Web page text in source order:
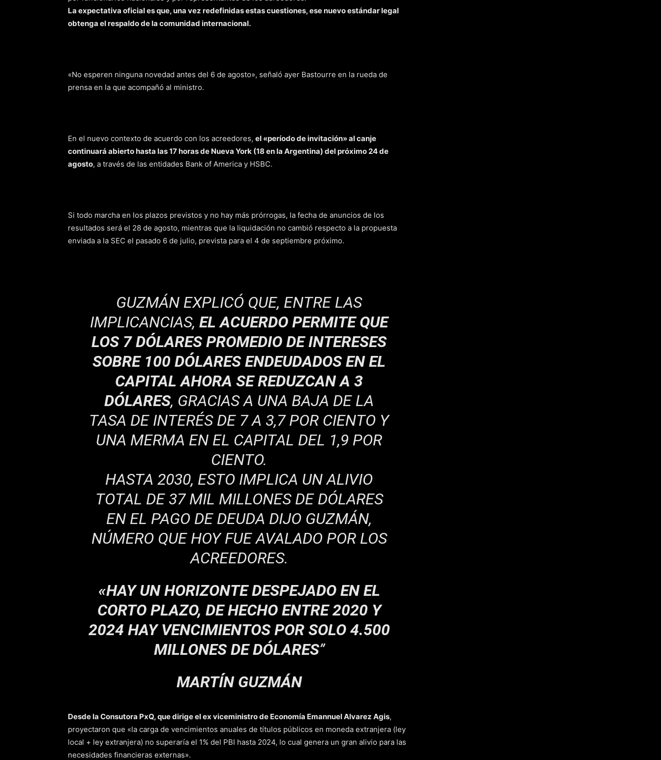
La expectativa oficial es que, una vez redefinidas estas cuestiones, ese nuevo estándar legal
obtenga el respaldo de la comunidad internacional.
«No esperen ninguna novedad antes del 6 de agosto», señaló ayer Bastourre en la rueda de
prensa en la que acompañó al ministro.
En el nuevo contexto de acuerdo con los acreedores, el «período de invitación» al canje
continuará abierto hasta las 17 horas de Nueva York (18 en la Argentina) del próximo 24 de
agosto, a través de las entidades Bank of America y HSBC.
Si todo marcha en los plazos previstos y no hay más prórrogas, la fecha de anuncios de los
resultados será el 28 de agosto, mientras que la liquidación no cambió respecto a la propuesta
enviada a la SEC el pasado 6 de julio, prevista para el 4 de septiembre próximo.
GUZMÁN EXPLICÓ QUE, ENTRE LAS
IMPLICANCIAS, EL ACUERDO PERMITE QUE
LOS 7 DÓLARES PROMEDIO DE INTERESES
SOBRE 100 DÓLARES ENDEUDADOS EN EL
CAPITAL AHORA SE REDUZCAN A 3
DÓLARES, GRACIAS A UNA BAJA DE LA
TASA DE INTERÉS DE 7 A 3,7 POR CIENTO Y
UNA MERMA EN EL CAPITAL DEL 1,9 POR
CIENTO.
HASTA 2030, ESTO IMPLICA UN ALIVIO
TOTAL DE 37 MIL MILLONES DE DÓLARES
EN EL PAGO DE DEUDA DIJO GUZMÁN,
NÚMERO QUE HOY FUE AVALADO POR LOS
ACREEDORES.
«HAY UN HORIZONTE DESPEJADO EN EL
CORTO PLAZO, DE HECHO ENTRE 2020 Y
2024 HAY VENCIMIENTOS POR SOLO 4.500
MILLONES DE DÓLARES”
MARTÍN GUZMÁN
Desde la Consutora PxQ, que dirige el ex viceministro de Economía Emannuel Alvarez Agis,
proyectaron que «la carga de vencimientos anuales de títulos públicos en moneda extranjera (ley
local + ley extranjera) no superaría el 1% del PBI hasta 2024, lo cual genera un gran alivio para las
necesidades financieras externas».